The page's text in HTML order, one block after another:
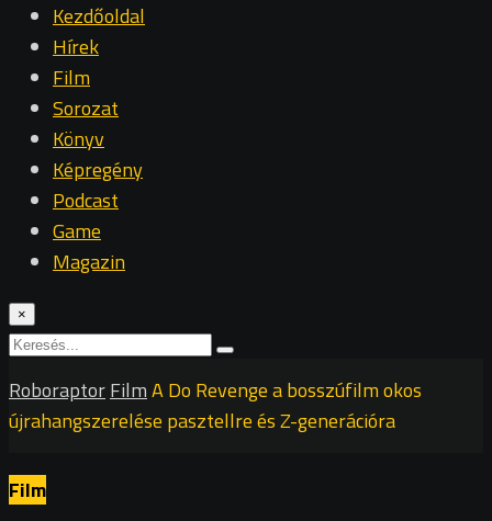
Kezdőoldal
Hírek
Film
Sorozat
Könyv
Képregény
Podcast
Game
Magazin
×
RoboraptorFilmA Do Revenge a bosszúfilm okos
újrahangszerelése pasztellre és Z-generációra
Film